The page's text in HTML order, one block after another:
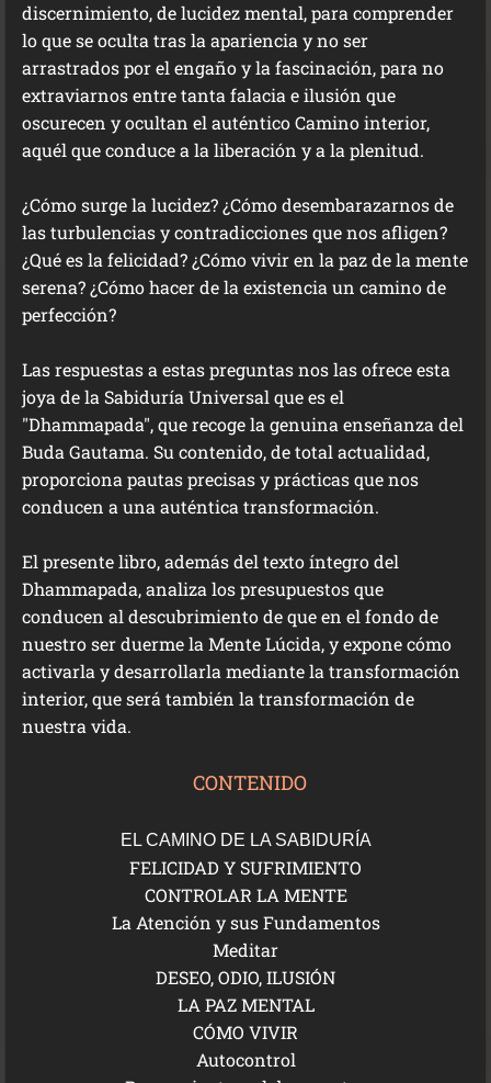
discernimiento, de lucidez mental, para comprender
lo que se oculta tras la apariencia y no ser
arrastrados por el engaño y la fascinación, para no
extraviarnos entre tanta falacia e ilusión que
oscurecen y ocultan el auténtico Camino interior,
aquél que conduce a la liberación y a la plenitud.
¿Cómo surge la lucidez? ¿Cómo desembarazarnos de
las turbulencias y contradicciones que nos afligen?
¿Qué es la felicidad? ¿Cómo vivir en la paz de la mente
serena? ¿Cómo hacer de la existencia un camino de
perfección?
Las respuestas a estas preguntas nos las ofrece esta
joya de la Sabiduría Universal que es el
"Dhammapada", que recoge la genuina enseñanza del
Buda Gautama. Su contenido, de total actualidad,
proporciona pautas precisas y prácticas que nos
conducen a una auténtica transformación.
El presente libro, además del texto íntegro del
Dhammapada, analiza los presupuestos que
conducen al descubrimiento de que en el fondo de
nuestro ser duerme la Mente Lúcida, y expone cómo
activarla y desarrollarla mediante la transformación
interior, que será también la transformación de
nuestra vida.
CONTENIDO
EL CAMINO DE LA SABIDURÍA
FELICIDAD Y SUFRIMIENTO
CONTROLAR LA MENTE
La Atención y sus Fundamentos
Meditar
DESEO, ODIO, ILUSIÓN
LA PAZ MENTAL
CÓMO VIVIR
Autocontrol